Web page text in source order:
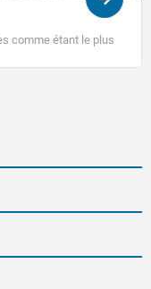
comme étant le plus